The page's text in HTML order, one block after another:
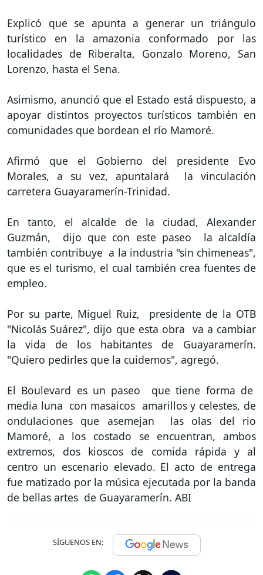
Explicó que se apunta a generar un triángulo
turístico en la amazonia conformado por las
localidades de Riberalta, Gonzalo Moreno, San
Lorenzo, hasta el Sena.
Asimismo, anunció que el Estado está dispuesto, a
apoyar distintos proyectos turísticos también en
comunidades que bordean el río Mamoré.
Afirmó que el Gobierno del presidente Evo
Morales, a su vez, apuntalará la vinculación
carretera Guayaramerín-Trinidad.
En tanto, el alcalde de la ciudad, Alexander
Guzmán, dijo que con este paseo la alcaldía
también contribuye a la industria "sin chimeneas",
que es el turismo, el cual también crea fuentes de
empleo.
Por su parte, Miguel Ruiz, presidente de la OTB
"Nicolás Suárez", dijo que esta obra va a cambiar
la vida de los habitantes de Guayaramerín.
"Quiero pedirles que la cuidemos", agregó.
El Boulevard es un paseo que tiene forma de
media luna con masaicos amarillos y celestes, de
ondulaciones que asemejan las olas del rio
Mamoré, a los costado se encuentran, ambos
extremos, dos kioscos de comida rápida y al
centro un escenario elevado. El acto de entrega
fue matizado por la música ejecutada por la banda
de bellas artes de Guayaramerín. ABI
SÍGUENOS EN: